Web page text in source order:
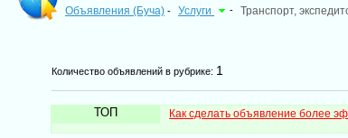
Объявления (Буча) - Услуги - Транспорт,
Количество объявлений в рубрике: 1
ТОП Как сделать объявление более